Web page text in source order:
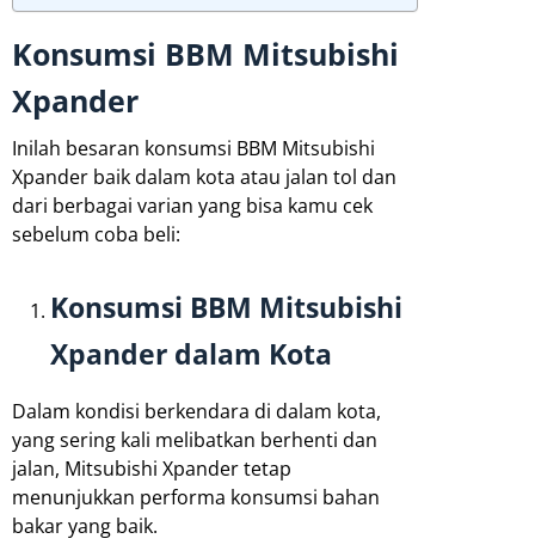
Konsumsi BBM Mitsubishi
Xpander
Inilah besaran konsumsi BBM Mitsubishi
Xpander baik dalam kota atau jalan tol dan
dari berbagai varian yang bisa kamu cek
sebelum coba beli:
Konsumsi BBM Mitsubishi
Xpander dalam Kota
Dalam kondisi berkendara di dalam kota,
yang sering kali melibatkan berhenti dan
jalan, Mitsubishi Xpander tetap
menunjukkan performa konsumsi bahan
bakar yang baik.